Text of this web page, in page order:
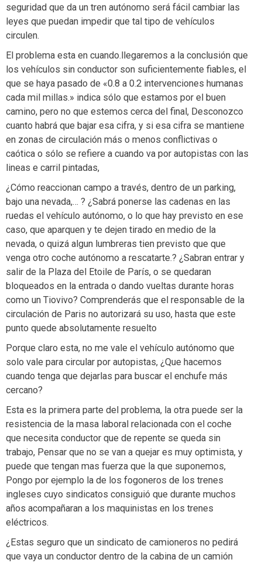
seguridad que da un tren autónomo será fácil cambiar las
leyes que puedan impedir que tal tipo de vehículos
circulen.
El problema esta en cuando.llegaremos a la conclusión que
los vehículos sin conductor son suficientemente fiables, el
que se haya pasado de «0.8 a 0.2 intervenciones humanas
cada mil millas.» indica sólo que estamos por el buen
camino, pero no que estemos cerca del final, Desconozco
cuanto habrá que bajar esa cifra, y si esa cifra se mantiene
en zonas de circulación más o menos conflictivas o
caótica o sólo se refiere a cuando va por autopistas con las
lineas e carril pintadas,
¿Cómo reaccionan campo a través, dentro de un parking,
bajo una nevada,… ? ¿Sabrá ponerse las cadenas en las
ruedas el vehículo autónomo, o lo que hay previsto en ese
caso, que aparquen y te dejen tirado en medio de la
nevada, o quizá algun lumbreras tien previsto que que
venga otro coche autónomo a rescatarte.? ¿Sabran entrar y
salir de la Plaza del Etoile de París, o se quedaran
bloqueados en la entrada o dando vueltas durante horas
como un Tiovivo? Comprenderás que el responsable de la
circulación de Paris no autorizará su uso, hasta que este
punto quede absolutamente resuelto
Porque claro esta, no me vale el vehículo autónomo que
solo vale para circular por autopistas, ¿Que hacemos
cuando tenga que dejarlas para buscar el enchufe más
cercano?
Esta es la primera parte del problema, la otra puede ser la
resistencia de la masa laboral relacionada con el coche
que necesita conductor que de repente se queda sin
trabajo, Pensar que no se van a quejar es muy optimista, y
puede que tengan mas fuerza que la que suponemos,
Pongo por ejemplo la de los fogoneros de los trenes
ingleses cuyo sindicatos consiguió que durante muchos
años acompañaran a los maquinistas en los trenes
eléctricos.
¿Estas seguro que un sindicato de camioneros no pedirá
que vaya un conductor dentro de la cabina de un camión